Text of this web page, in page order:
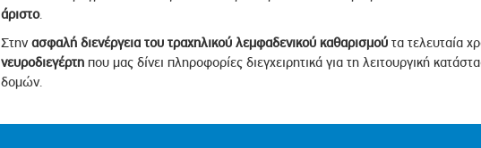
άριστο.
Στην ασφαλή διενέργεια του τραχηλικού λεμφαδενικού καθαρισμούτα τελευταία
νευροδιεγέρτηπου μας δίνει πληροφορίες διεγχειρητικά για τη λειτουργική
δομών.